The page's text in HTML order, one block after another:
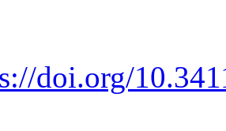
doi.org/